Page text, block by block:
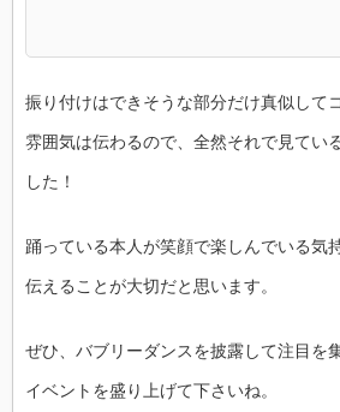
振り付けはできそうな部分だけ真似して
雰囲気は伝わるので、全然それで見てい
した！
踊っている本人が笑顔で楽しんでいる気
伝えることが大切だと思います。
ぜひ、バブリーダンスを披露して注目を
イベントを盛り上げて下さいね。